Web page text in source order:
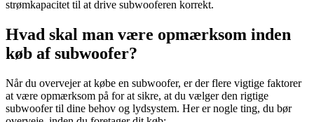
strømkapacitet til at drive subwooferen korrekt.
Hvad skal man være opmærksom inden
køb af subwoofer?
Når du overvejer at købe en subwoofer, er der flere vigtige faktorer
at være opmærksom på for at sikre, at du vælger den rigtige
subwoofer til dine behov og lydsystem. Her er nogle ting, du bør